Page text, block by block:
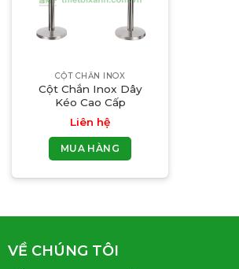
CỘT CHẮN INOX
Cột Chắn Inox Dây
Kéo Cao Cấp
Liên hệ
MUA HÀNG
VỀ CHÚNG TÔI